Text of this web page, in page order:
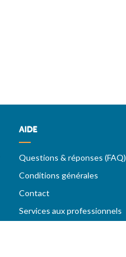
AIDE
Questions & réponses (FAQ)
Conditions générales
Contact
Services aux professionnels